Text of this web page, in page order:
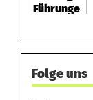
Folge uns